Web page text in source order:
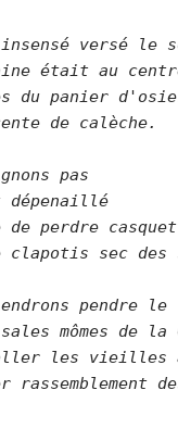
insensé versé
était au
du panier
de
pas
dépenaillé
de perdre
clapotis sec
pendre
sales mômes de
les